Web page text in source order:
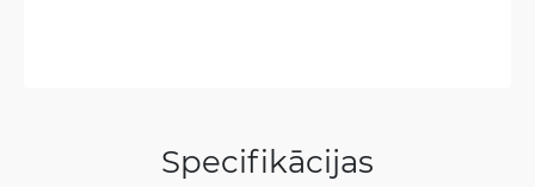
Specifikācijas